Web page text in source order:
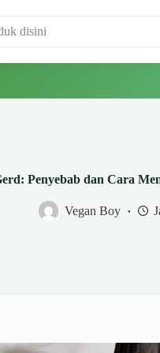
Penyebab dan Cara
Vegan Boy